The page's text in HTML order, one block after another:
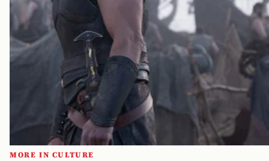
MORE IN CULTURE